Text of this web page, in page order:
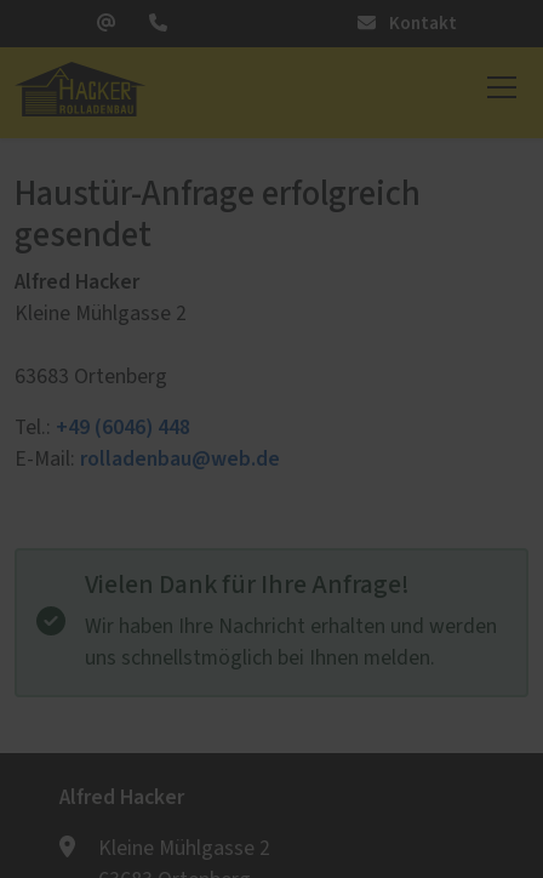
Kontakt
Haustür-Anfrage erfolgreich
gesendet
Alfred Hacker
Kleine Mühlgasse 2
63683 Ortenberg
Tel.: +49 (6046) 448
E-Mail: rolladenbau@web.de
Vielen Dank für Ihre Anfrage!
Wir haben Ihre Nachricht erhalten und werden
uns schnellstmöglich bei Ihnen melden.
Alfred Hacker
Kleine Mühlgasse 2